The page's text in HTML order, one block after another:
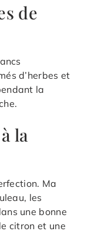
de
d’herbes et
la
la
Ma
les
une bonne
citron et une